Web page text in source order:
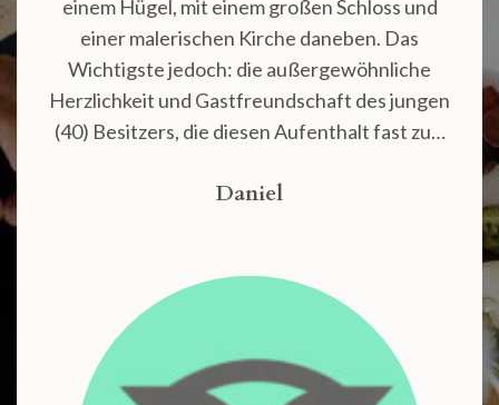
einem Hügel, mit einem großen Schloss und
einer malerischen Kirche daneben. Das
Wichtigste jedoch: die außergewöhnliche
Herzlichkeit und Gastfreundschaft des jungen
(40) Besitzers, die diesen Aufenthalt fast zu…
Daniel